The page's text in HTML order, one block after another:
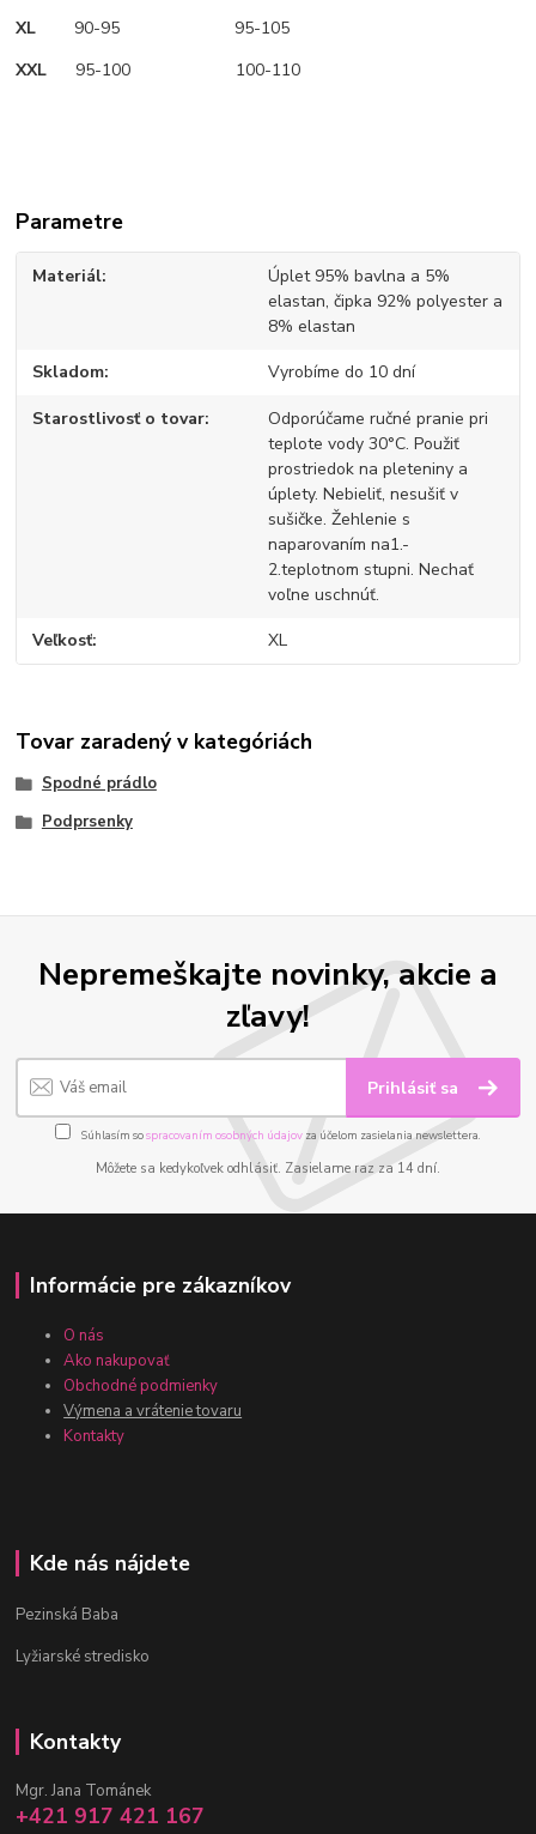
XL 90-95 95-105
XXL 95-100 100-110
Parametre
Materiál
Úplet 95% bavlna a 5%
elastan, čipka 92% polyester a
8% elastan
Skladom Vyrobíme do 10 dní
Starostlivosť o tovar
Odporúčame ručné pranie pri
teplote vody 30°C. Použiť
prostriedok na pleteniny a
úplety. Nebieliť, nesušiť v
sušičke. Žehlenie s
naparovaním na1.-
2.teplotnom stupni. Nechať
voľne uschnúť.
Veľkosť XL
Tovar zaradený v kategóriách
Spodné prádlo
Podprsenky
Nepremeškajte novinky, akcie a
zľavy!
Prihlásiť sa
Súhlasím sospracovaním osobných údajov za účelom zasielania newslettera.
Môžete sa kedykoľvek odhlásiť. Zasielame raz za 14 dní.
Informácie pre zákazníkov
O nás
Ako nakupovať
Obchodné podmienky
Výmena a vrátenie tovaru
Kontakty
Kde nás nájdete
Pezinská Baba
Lyžiarské stredisko
Kontakty
Mgr. Jana Tománek
+421 917 421 167